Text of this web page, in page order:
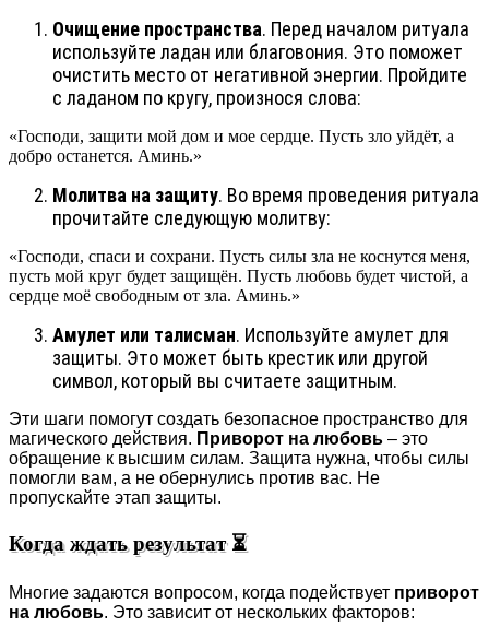
Очищение пространства. Перед началом ритуала
используйте ладан или благовония. Это поможет
очистить место от негативной энергии. Пройдите
с ладаном по кругу, произнося слова:
«Господи, защити мой дом и мое сердце. Пусть зло уйдёт, а
добро останется. Аминь.»
Молитва на защиту. Во время проведения ритуала
прочитайте следующую молитву:
«Господи, спаси и сохрани. Пусть силы зла не коснутся меня,
пусть мой круг будет защищён. Пусть любовь будет чистой, а
сердце моё свободным от зла. Аминь.»
Амулет или талисман. Используйте амулет для
защиты. Это может быть крестик или другой
символ, который вы считаете защитным.
Эти шаги помогут создать безопасное пространство для
магического действия. Приворот на любовь – это
обращение к высшим силам. Защита нужна, чтобы силы
помогли вам, а не обернулись против вас. Не
пропускайте этап защиты.
Когда ждать результат ⏳
Многие задаются вопросом, когда подействует приворот
на любовь. Это зависит от нескольких факторов: